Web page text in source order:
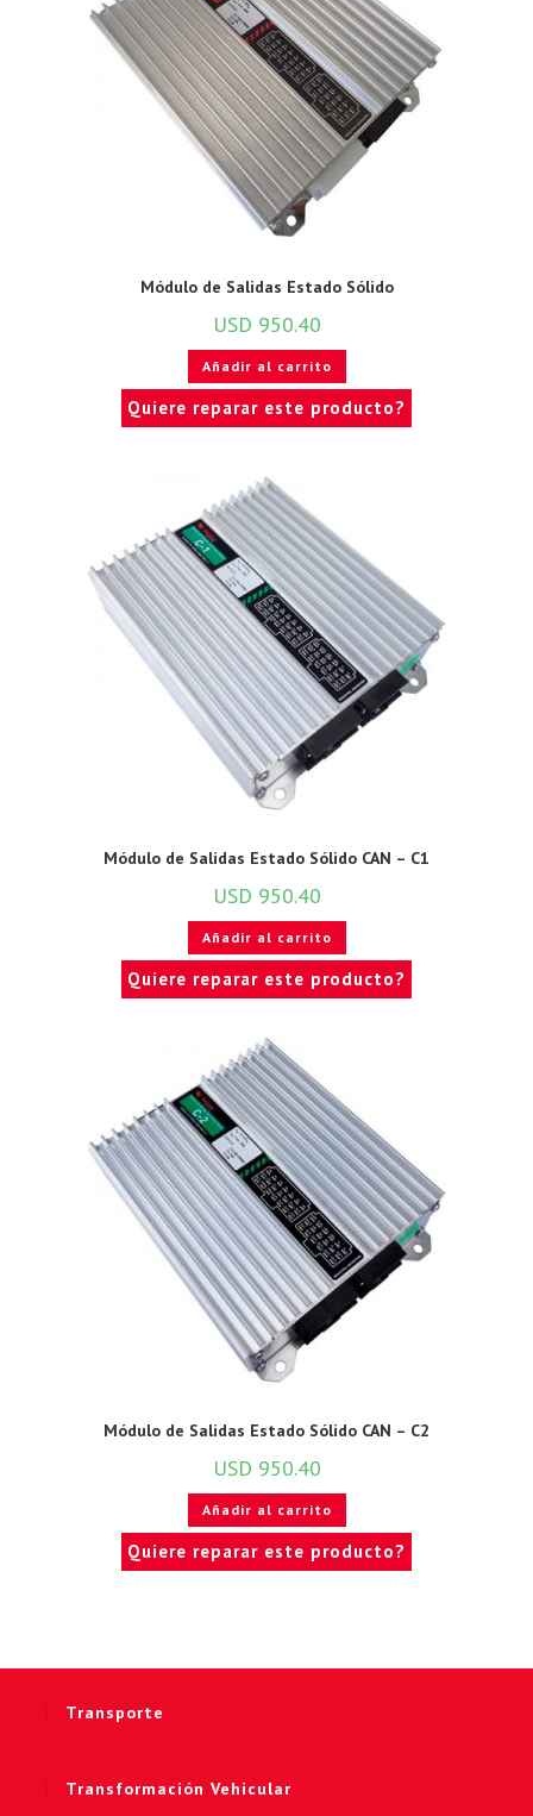
Módulo de Salidas Estado Sólido
USD 950.40
Añadir al carrito
Quiere reparar este producto?
Módulo de Salidas Estado Sólido CAN – C1
USD 950.40
Añadir al carrito
Quiere reparar este producto?
Módulo de Salidas Estado Sólido CAN – C2
USD 950.40
Añadir al carrito
Quiere reparar este producto?
Transporte
Transformación Vehicular